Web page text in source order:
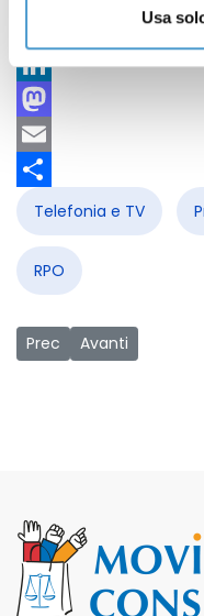
Usa
X
LinkedIn
Mastodon
Email
Share
Telefonia e TV
RPO
Articolo precedente:
Prec Articolo
Avanti